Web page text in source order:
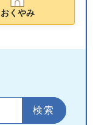
おくやみ